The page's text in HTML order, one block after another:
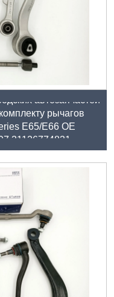
автозапчастей
рычагов
E65/E66 OE
31126774831